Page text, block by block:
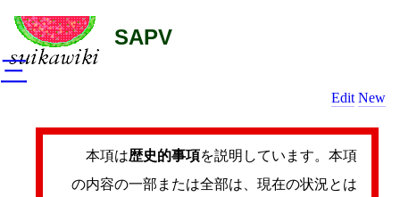
SAPV
Edit New
本項は歴史的事項を説明しています。本項
の内容の一部または全部は、現在の状況とは
三